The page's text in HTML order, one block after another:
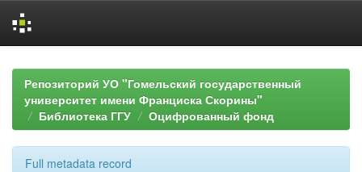
navigationРепозиторий УО "Гомельский государственный
университет имени Франциска Скорины"
Библиотека ГГУ
Оцифрованный фонд
Full metadata record